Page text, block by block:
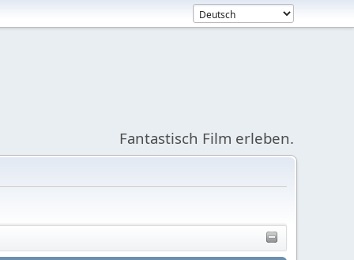
Fantastisch Film erleben.